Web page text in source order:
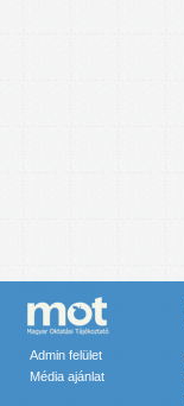
Admin felület
Média ajánlat